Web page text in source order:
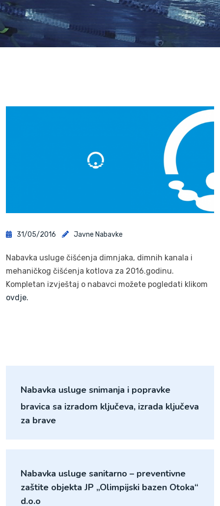
31/05/2016 Javne Nabavke
Nabavka usluge čišćenja dimnjaka, dimnih kanala i
mehaničkog čišćenja kotlova za 2016.godinu.
Kompletan izvještaj o nabavci možete pogledati klikom
ovdje.
Nabavka usluge snimanja i popravke
bravica sa izradom ključeva, izrada ključeva
za brave
Nabavka usluge sanitarno – preventivne
zaštite objekta JP „Olimpijski bazen Otoka“
d.o.o